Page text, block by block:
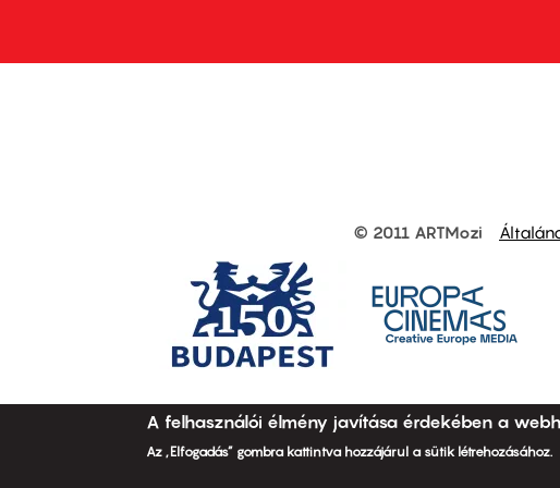
other
© 2011 ARTMozi
A felhasználói élmény javítása érdekében a
Az „Elfogadás” gombra kattintva hozzájárul a sütik létrehozásához.